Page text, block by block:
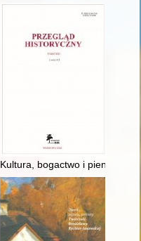
oddziałów Zawiszy
Kultura, bogactwo i pieniądze